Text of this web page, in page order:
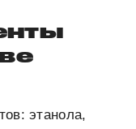
этанола,